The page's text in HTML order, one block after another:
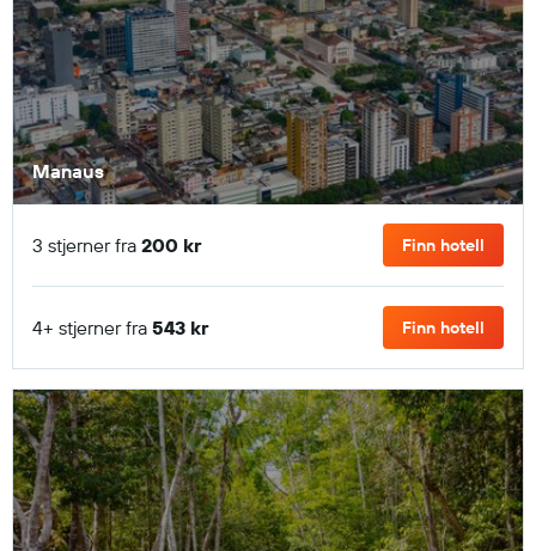
Manaus
3 stjerner fra 200 kr Finn hotell
4+ stjerner fra 543 kr Finn hotell